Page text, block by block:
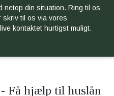
netop din situation. Ring til os
skriv til os via vores
kontaktet hurtigst muligt.
Få hjælp til huslån